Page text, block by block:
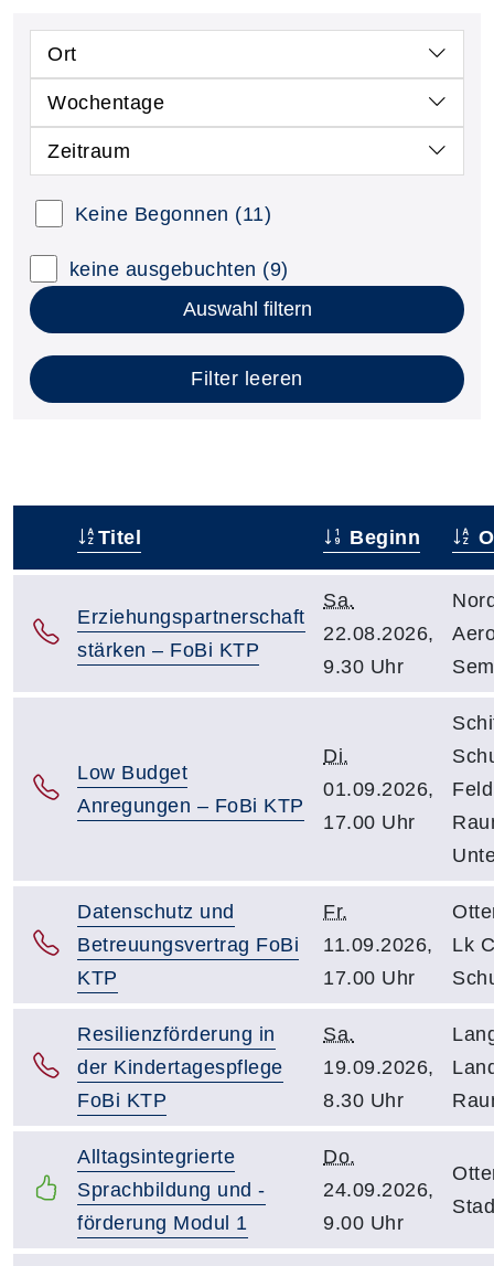
Ort
Wochentage
Zeitraum
Keine Begonnen (11)
keine ausgebuchten (9)
Auswahl filtern
Filter leeren
Titel Beginn
Erziehungspartnerschaft
stärken – FoBi KTP
Sa.
22.08.2026,
9.30 Uhr
Low Budget
Anregungen – FoBi KTP
Di.
01.09.2026,
17.00 Uhr
Datenschutz und
Betreuungsvertrag FoBi
KTP
Fr.
11.09.2026,
17.00 Uhr
Lk
Resilienzförderung in
der Kindertagespflege
FoBi KTP
Sa.
19.09.2026,
8.30 Uhr
Alltagsintegrierte
Sprachbildung und -
förderung Modul 1
Do.
24.09.2026,
9.00 Uhr